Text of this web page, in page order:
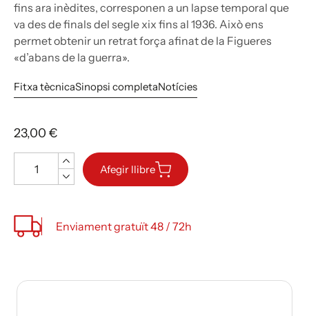
fins ara inèdites, corresponen a un lapse temporal que
va des de finals del segle xix fins al 1936. Això ens
permet obtenir un retrat força afinat de la Figueres
«d’abans de la guerra».
Fitxa tècnicaSinopsi completaNotícies
23,00 €
Afegir llibre
Enviament gratuït 48 / 72h